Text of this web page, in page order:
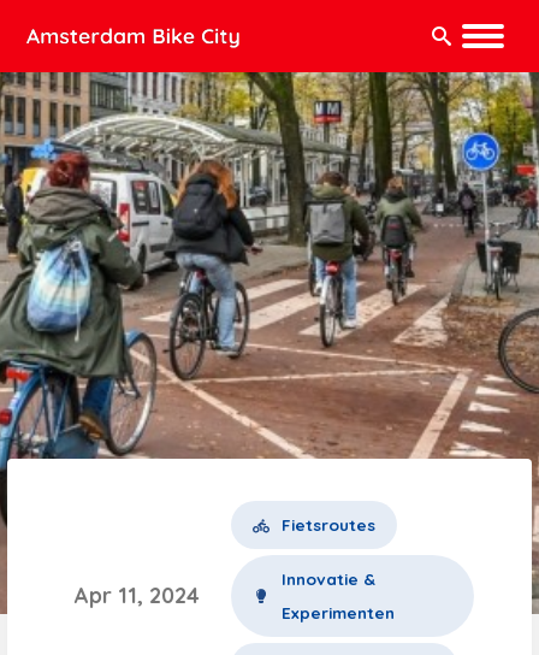
Zoeken:
Apr 11, 2024
Fietsroutes
Innovatie &
Experimenten